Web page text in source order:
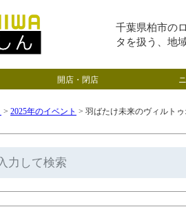
千葉県柏市の
タを扱う、地
開店・閉店
> 2025年のイベント > 羽ばたけ未来のヴィルト